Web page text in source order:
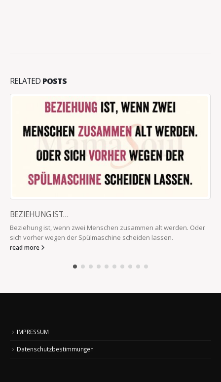
RELATED POSTS
BEZIEHUNG IST…
Beziehung ist, wenn zwei Menschen zusammen alt werden. Oder
sich vorher wegen der Spülmaschine scheiden lassen.
read more
IMPRESSUM
Datenschutzbestimmungen